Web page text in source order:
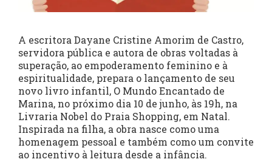
A escritora Dayane Cristine Amorim de Castro,
servidora pública e autora de obras voltadas à
superação, ao empoderamento feminino e à
espiritualidade, prepara o lançamento de seu
novo livro infantil, O Mundo Encantado de
Marina, no próximo dia 10 de junho, às 19h, na
Livraria Nobel do Praia Shopping, em Natal.
Inspirada na filha, a obra nasce como uma
homenagem pessoal e também como um convite
ao incentivo à leitura desde a infância.